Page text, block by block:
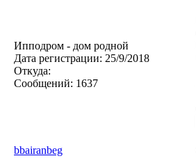
Ипподром - дом родной
Дата регистрации: 25/9/2018
Откуда:
Сообщений: 1637
bbairanbeg